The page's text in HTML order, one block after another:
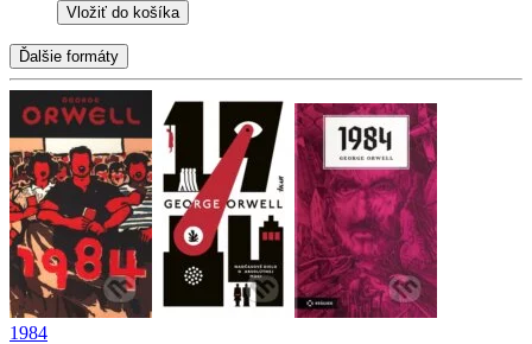
Vložiť do košíka
Ďalšie formáty
1984